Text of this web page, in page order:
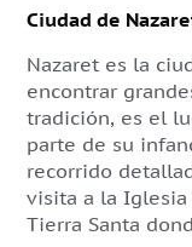
Ciudad de
Nazaret es la
encontrar
tradición, es el
parte de su
recorrido
visita a la
Tierra Santa